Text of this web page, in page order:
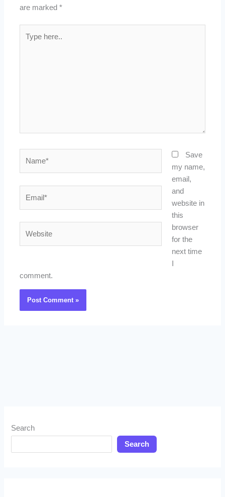
are marked*
here..
Save
my name,
email,
and
website in
this
browser
for the
next time
comment.
Search
Search